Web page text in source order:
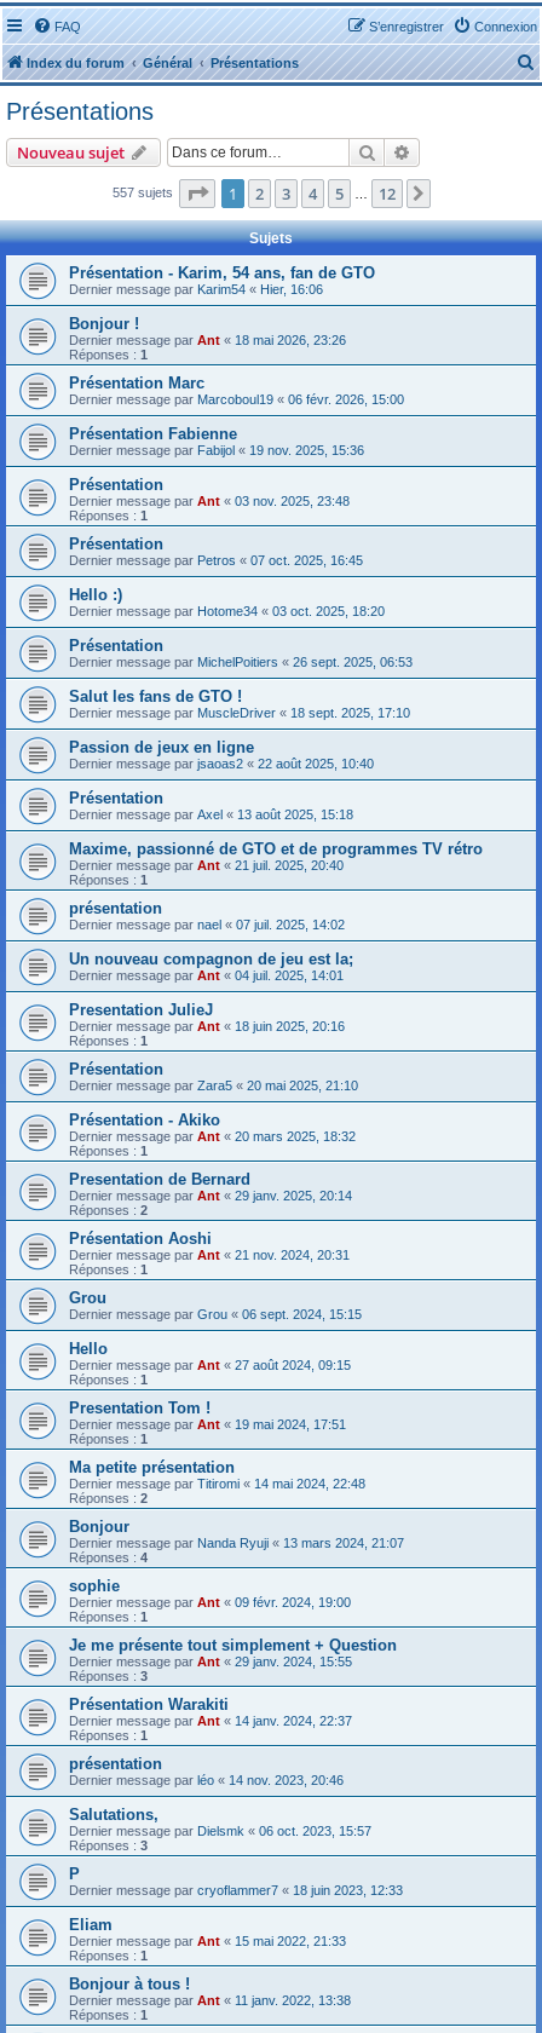
FAQ Connexion
S’enregistrer
Index du forum Général Présentations
e
c
Présentations
Nouveau sujet Rechercher
557 sujets Page 1sur12
1 2 3 4 5 12
Sujets
Présentation - Karim, 54 ans, fan de GTO
Dernier message par Karim54 « Hier, 16:06
Bonjour !
Dernier message par Ant « 18 mai 2026, 23:26
Réponses : 1
Présentation Marc
Dernier message par Marcoboul19 « 06 févr. 2026, 15:00
Présentation Fabienne
Dernier message par Fabijol « 19 nov. 2025, 15:36
Présentation
Dernier message par Ant « 03 nov. 2025, 23:48
Réponses : 1
Présentation
Dernier message par Petros « 07 oct. 2025, 16:45
Hello :)
Dernier message par Hotome34 « 03 oct. 2025, 18:20
Présentation
Dernier message par MichelPoitiers « 26 sept. 2025, 06:53
Salut les fans de GTO !
Dernier message par MuscleDriver « 18 sept. 2025, 17:10
Passion de jeux en ligne
Dernier message par jsaoas2 « 22 août 2025, 10:40
Présentation
Dernier message par Axel « 13 août 2025, 15:18
Maxime, passionné de GTO et de programmes TV rétro
Dernier message par Ant « 21 juil. 2025, 20:40
Réponses : 1
présentation
Dernier message par nael « 07 juil. 2025, 14:02
Un nouveau compagnon de jeu est la;
Dernier message par Ant « 04 juil. 2025, 14:01
Presentation JulieJ
Dernier message par Ant « 18 juin 2025, 20:16
Réponses : 1
Présentation
Dernier message par Zara5 « 20 mai 2025, 21:10
Présentation - Akiko
Dernier message par Ant « 20 mars 2025, 18:32
Réponses : 1
Presentation de Bernard
Dernier message par Ant « 29 janv. 2025, 20:14
Réponses : 2
Présentation Aoshi
Dernier message par Ant « 21 nov. 2024, 20:31
Réponses : 1
Grou
Dernier message par Grou « 06 sept. 2024, 15:15
Hello
Dernier message par Ant « 27 août 2024, 09:15
Réponses : 1
Presentation Tom !
Dernier message par Ant « 19 mai 2024, 17:51
Réponses : 1
Ma petite présentation
Dernier message par Titiromi « 14 mai 2024, 22:48
Réponses : 2
Bonjour
Dernier message par Nanda Ryuji « 13 mars 2024, 21:07
Réponses : 4
sophie
Dernier message par Ant « 09 févr. 2024, 19:00
Réponses : 1
Je me présente tout simplement + Question
Dernier message par Ant « 29 janv. 2024, 15:55
Réponses : 3
Présentation Warakiti
Dernier message par Ant « 14 janv. 2024, 22:37
Réponses : 1
présentation
Dernier message par léo « 14 nov. 2023, 20:46
Salutations,
Dernier message par Dielsmk « 06 oct. 2023, 15:57
Réponses : 3
P
Dernier message par cryoflammer7 « 18 juin 2023, 12:33
Eliam
Dernier message par Ant « 15 mai 2022, 21:33
Réponses : 1
Bonjour à tous !
Dernier message par Ant « 11 janv. 2022, 13:38
Réponses : 1